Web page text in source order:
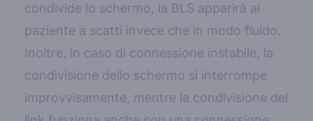
condivide lo schermo, la BLS apparirà al
paziente a scatti invece che in modo fluido.
Inoltre, in caso di connessione instabile, la
condivisione dello schermo si interrompe
improvvisamente, mentre la condivisione del